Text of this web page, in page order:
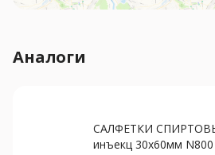
Аналоги
САЛФЕТКИ
инъекц 30х60мм N800